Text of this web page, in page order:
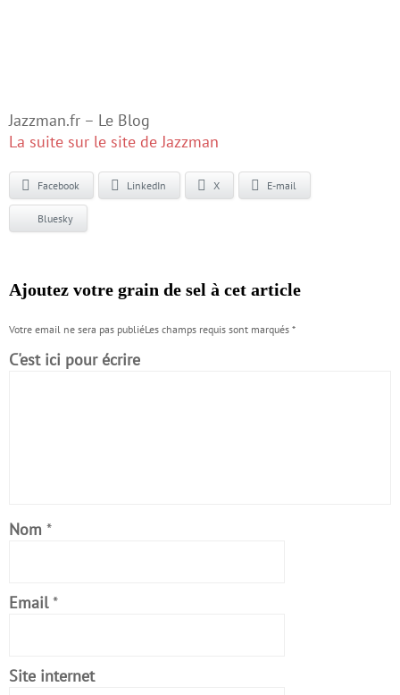
Jazzman.fr – Le Blog
La suite sur le site de Jazzman
Facebook LinkedIn X E-mail
Bluesky
Ajoutez votre grain de sel à cet article
Votre email ne sera pas publiéLes champs requis sont marqués *
C'est ici pour écrire
Nom *
Email *
Site internet